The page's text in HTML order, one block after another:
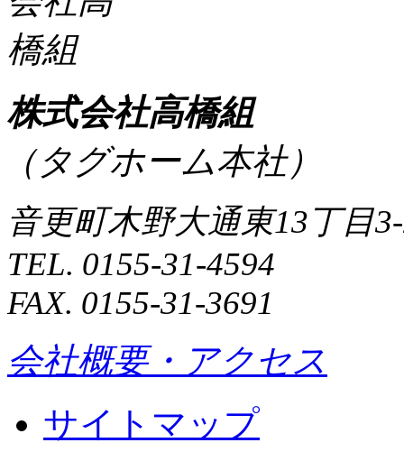
株式会社高橋組
（タグホーム本社）
音更町木野大通東13丁目
TEL. 0155-31-4594
FAX. 0155-31-3691
会社概要・アクセス
サイトマップ